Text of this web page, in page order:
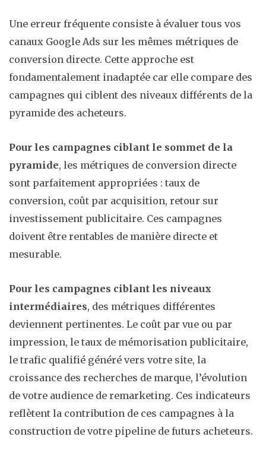
Une erreur fréquente consiste à évaluer tous vos
canaux Google Ads sur les mêmes métriques de
conversion directe. Cette approche est
fondamentalement inadaptée car elle compare des
campagnes qui ciblent des niveaux différents de la
pyramide des acheteurs.
Pour les campagnes ciblant le sommet de la
pyramide, les métriques de conversion directe
sont parfaitement appropriées : taux de
conversion, coût par acquisition, retour sur
investissement publicitaire. Ces campagnes
doivent être rentables de manière directe et
mesurable.
Pour les campagnes ciblant les niveaux
intermédiaires, des métriques différentes
deviennent pertinentes. Le coût par vue ou par
impression, le taux de mémorisation publicitaire,
le trafic qualifié généré vers votre site, la
croissance des recherches de marque, l’évolution
de votre audience de remarketing. Ces indicateurs
reflètent la contribution de ces campagnes à la
construction de votre pipeline de futurs acheteurs.